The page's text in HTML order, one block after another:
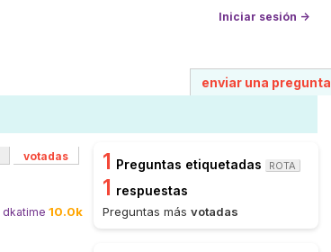
Iniciar sesión →
enviar una pregunta
votadas
dkatime 10.0k
1 Preguntas etiquetadas ROTA
1 respuestas
Preguntas más votadas